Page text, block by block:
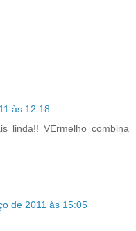
às 12:18
linda!! VErmelho combina
de 2011 às 15:05